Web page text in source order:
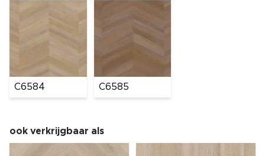
C6584 C6585
ook verkrijgbaar als